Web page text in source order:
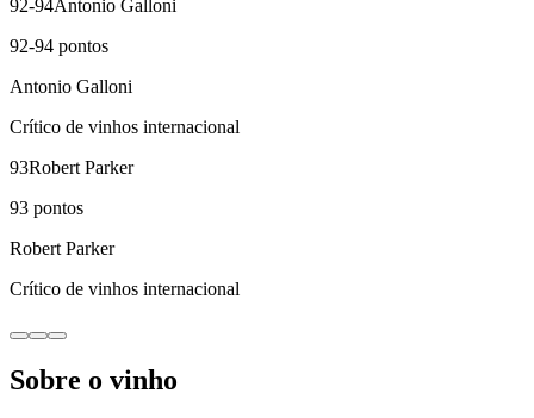
92-94Antonio Galloni
92-94 pontos
Antonio Galloni
Crítico de vinhos internacional
93Robert Parker
93 pontos
Robert Parker
Crítico de vinhos internacional
Sobre o vinho